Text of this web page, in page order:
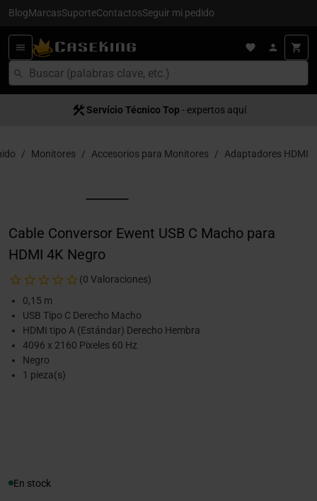
BlogMarcasSuporteContactosSeguir mi pedido
Servício Técnico Top - expertos aquí
Monitores Accesorios para Monitores Adaptadores HDMI
Cable Conversor Ewent USB C Macho para
HDMI 4K Negro
(0 Valoraciones)
0,15 m
USB Tipo C Derecho Macho
HDMI tipo A (Estándar) Derecho Hembra
4096 x 2160 Pixeles 60 Hz
Negro
1 pieza(s)
En stock